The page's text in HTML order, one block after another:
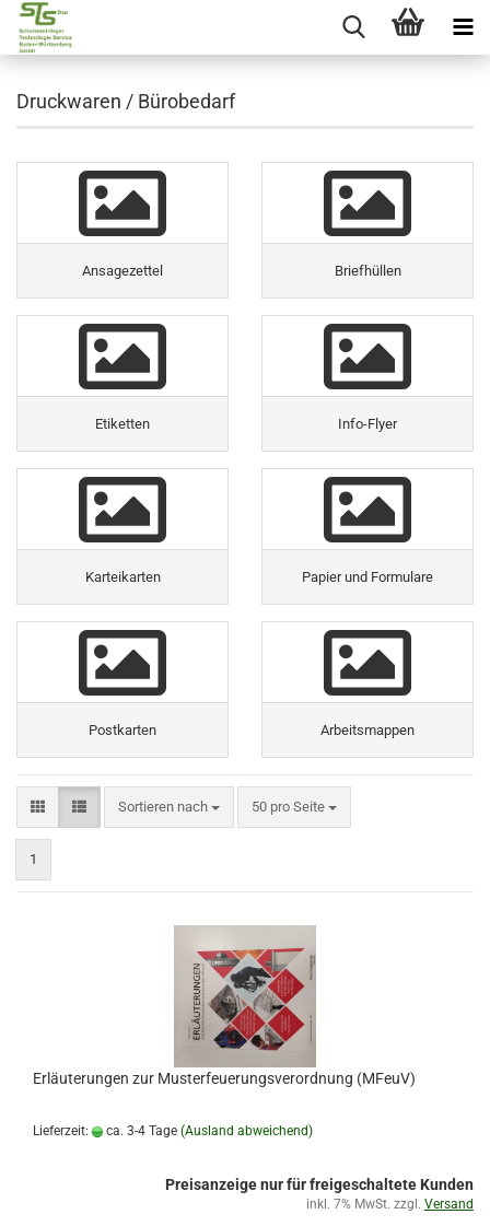
Druckwaren / Bürobedarf
Ansagezettel Briefhüllen
Etiketten Info-Flyer
Karteikarten Papier und Formulare
Postkarten Arbeitsmappen
Sortieren nach 50 pro Seite
1
Erläuterungen zur Musterfeuerungsverordnung (MFeuV)
Lieferzeit: ca. 3-4 Tage (Ausland abweichend)
Preisanzeige nur für freigeschaltete Kunden
inkl. 7% MwSt. zzgl. Versand